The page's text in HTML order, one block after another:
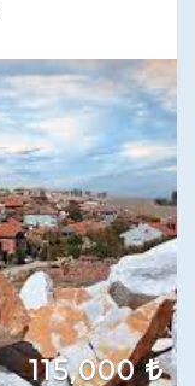
115,000